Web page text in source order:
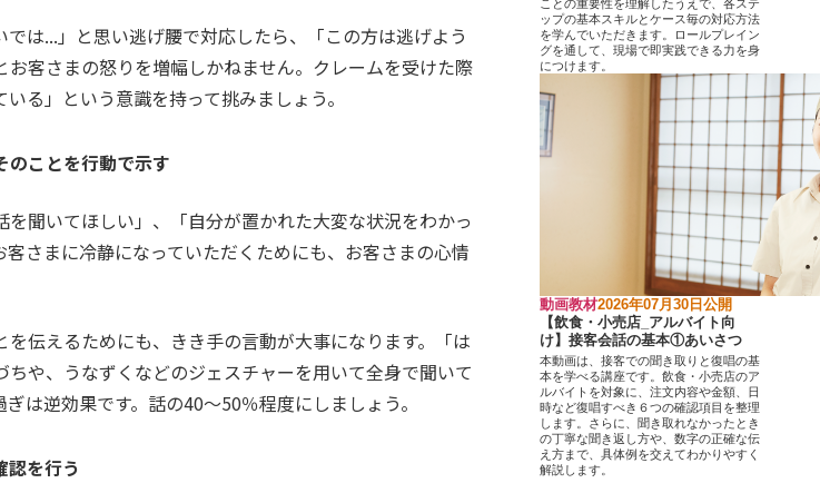
は...」と思い逃げ腰で対応したら、「この方は逃げよう
客さまの怒りを増幅しかねません。クレームを受けた際
る」という意識を持って挑みましょう。
のことを行動で示す
聞いてほしい」、「自分が置かれた大変な状況をわかっ
さまに冷静になっていただくためにも、お客さまの心情
伝えるためにも、きき手の言動が大事になります。「は
や、うなずくなどのジェスチャーを用いて全身で聞いて
は逆効果です。話の40～50％程度にしましょう。
認を行う
ことの重要性を理解したうえで、各ステ
ップの基本スキルとケース毎の対応方法
を学んでいただきます。ロールプレイン
グを通して、現場で即実践できる力を身
につけます。
動画教材2026年07月30日公開
【飲食・小売店_アルバイト向
け】接客会話の基本①あいさつ
本動画は、接客での聞き取りと復唱の基
本を学べる講座です。飲食・小売店のア
ルバイトを対象に、注文内容や金額、日
時など復唱すべき６つの確認項目を整理
します。さらに、聞き取れなかったとき
の丁寧な聞き返し方や、数字の正確な伝
え方まで、具体例を交えてわかりやすく
解説します。